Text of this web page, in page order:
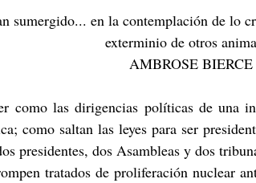
sumergido... en la contemplación de lo
exterminio de otros
AMBROSE
como las dirigencias políticas de una
como saltan las leyes para ser
presidentes, dos Asambleas y dos
tratados de proliferación nuclear